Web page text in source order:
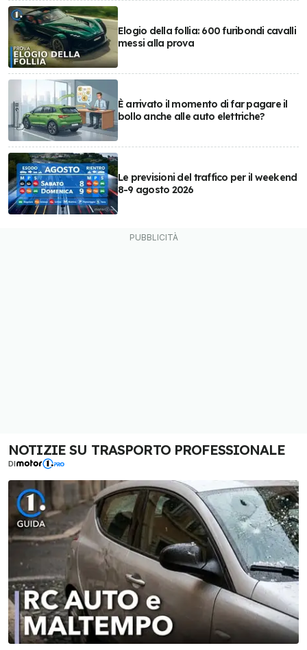
Elogio della follia: 600 furibondi cavalli
messi alla prova
È arrivato il momento di far pagare il
bollo anche alle auto elettriche?
Le previsioni del traffico per il weekend
8-9 agosto 2026
NOTIZIE SU TRASPORTO PROFESSIONALE
DI